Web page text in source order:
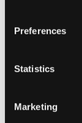
Preferences
Statistics
Marketing